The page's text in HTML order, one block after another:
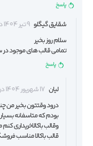
پاسخ
شقایق گیگلو 9 تیر 1404 در 17:04
سلام روز بخیر
تمامی قالب های موجود در
پاسخ
لیان 17 شهریور 1404 در 09:17
درود وقتتون بخیر من
بودم که متاسفانه
وقالب باکالاخریداری
قالب باکالا مناسب